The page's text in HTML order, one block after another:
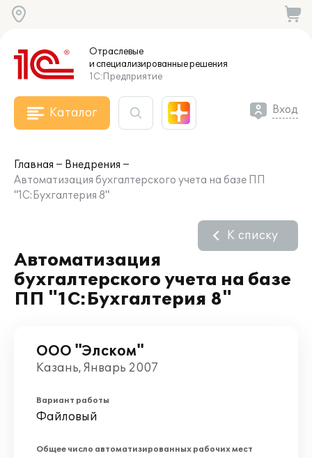
Отраслевые
и специализированныерешения
1С:Предприятие
Каталог Вход
Главная
Внедрения
Автоматизация бухгалтерского учета на базе ПП
"1С:Бухгалтерия 8"
Автоматизация
бухгалтерского учета на базе
ПП "1С:Бухгалтерия 8"
К списку
ООО "Элском"
Казань, Январь 2007
Вариант работы
Файловый
Общее число автоматизированных рабочих мест